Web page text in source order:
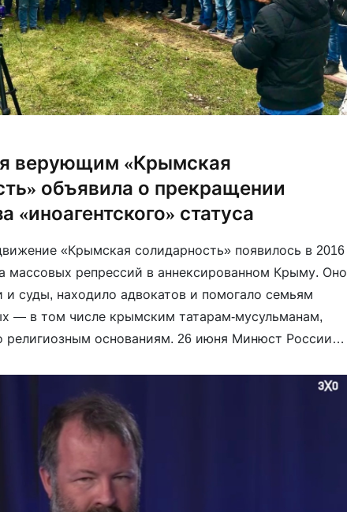
верующим «Крымская
объявила о прекращении
«иноагентского» статуса
«Крымская солидарность» появилось в 2016
массовых репрессий в аннексированном Крыму. Оно
суды, находило адвокатов и помогало семьям
— в том числе крымским татарам-мусульманам,
религиозным основаниям. 26 июня Минюст России
это политическим давлением и объявили о